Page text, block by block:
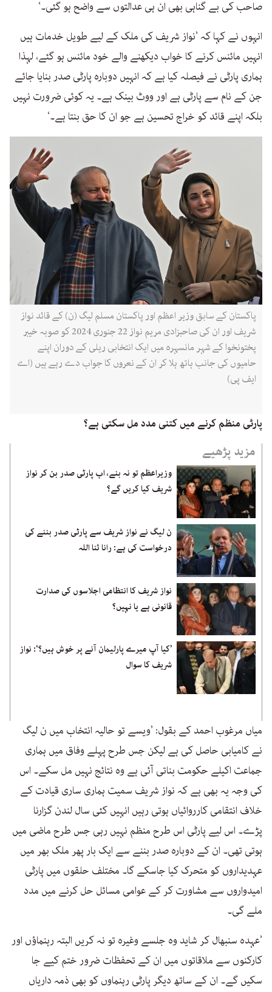
صاحب کی بے گناہی بھی ان ہی عدالتوں سے واضح ہو گئی۔‘
انہوں نے کہا کہ ’نواز شریف کی ملک کے لیے طویل خدمات ہیں
انہیں مائنس کرنے کا خواب دیکھنے والے خود مائنس ہو گئے، لہذا
ہماری پارٹی نے فیصلہ کیا ہے کہ انہیں دوبارہ پارٹی صدر بنایا جائے
جن کے نام سے پارٹی ہے اور ووٹ بینک ہے۔ یہ کوئی ضرورت نہیں
بلکہ اپنے قائد کو خراج تحسین ہے جو ان کا حق بنتا ہے۔‘
پاکستان کے سابق وزیر اعظم اور پاکستان مسلم لیگ (ن) کے قائد نواز
شریف اور ان کی صاحبزادی مریم نواز 22 جنوری 2024 کو صوبہ خیبر
پختونخوا کے شہر مانسہرہ میں ایک انتخابی ریلی کے دوران اپنے
حامیوں کی جانب ہاتھ ہلا کر ان کے نعروں کا جواب دے رہے ہیں (اے
ایف پی)
پارٹی منظم کرنے میں کتنی مدد مل سکتی ہے؟
مزید پڑھیے
وزیراعظم تو نہ بنے، اب پارٹی صدر بن کر نواز
شریف کیا کریں گے؟
ن لیگ نے نواز شریف سے پارٹی صدر بننے کی
درخواست کی ہے: رانا ثنا اللہ
نواز شریف کا انتظامی اجلاسوں کی صدارت
قانونی ہے یا نہیں؟
’کیا آپ میرے پارلیمان آنے پر خوش ہیں؟‘: نواز
شریف کا سوال
میاں مرغوب احمد کے بقول: ’ویسے تو حالیہ انتخاب میں ن لیگ
نے کامیابی حاصل کی ہے لیکن جس طرح پہلے وفاق میں ہماری
جماعت اکیلے حکومت بناتی آئی ہے وہ نتائج نہیں مل سکے۔ اس
کی وجہ یہ بھی ہے کہ نواز شریف سمیت ہماری ساری قیادت کے
خلاف انتقامی کارروائیاں ہوتی رہیں انہیں کئی سال لندن گزارنا
پڑے۔ اس لیے پارٹی اس طرح منظم نہیں رہی جس طرح ماضی میں
ہوتی تھی۔ ان کے دوبارہ صدر بننے سے ایک بار پھر ملک بھر میں
عہدیداروں کو متحرک کیا جاسکے گا۔ مختلف حلقوں میں پارٹی
امیدواروں سے مشاورت کر کے عوامی مسائل حل کرنے میں مدد
ملے گی۔
’عہدہ سنبھال کر شاید وہ جلسے وغیرہ تو نہ کریں البتہ رہنماؤں اور
کارکنوں سے ملاقاتوں میں ان کے تحفظات ضرور ختم کیے جا
سکیں گے۔ ان کے ساتھ دیگر پارٹی رہنماوں کو بھی ذمہ داریاں